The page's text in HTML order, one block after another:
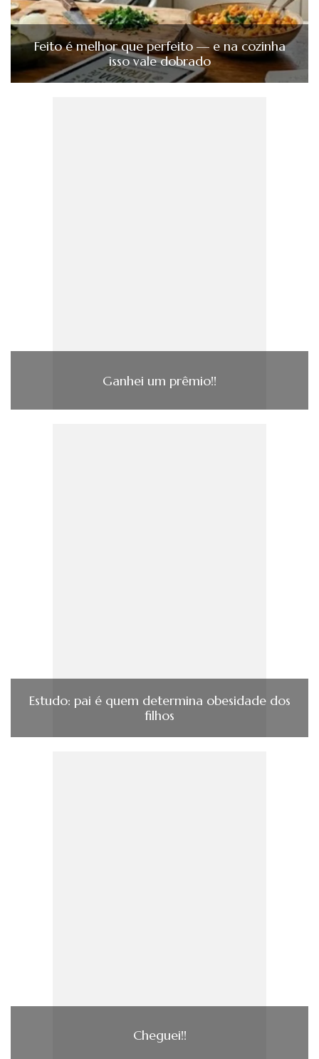
Feito é melhor que perfeito — e na cozinha
isso vale dobrado
Ganhei um prêmio!!
Estudo: pai é quem determina obesidade dos
filhos
Cheguei!!